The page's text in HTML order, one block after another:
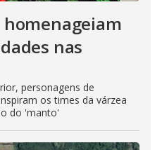
homenageiam
nas
personagens de
os times da várzea
do 'manto'